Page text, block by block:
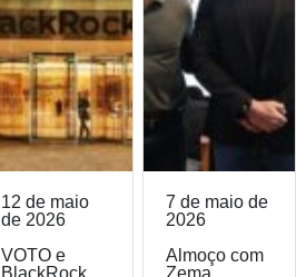
12 de maio
de 2026
VOTO e
BlackRock
7 de maio de
2026
Almoço com
Zema